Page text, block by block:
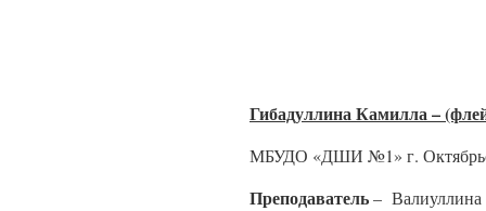
Гибадуллина Камилла –
МБУДО «ДШИ №1» г.
Преподаватель– Валиуллина